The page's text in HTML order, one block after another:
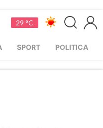
29 °C
SPORT POLITICA